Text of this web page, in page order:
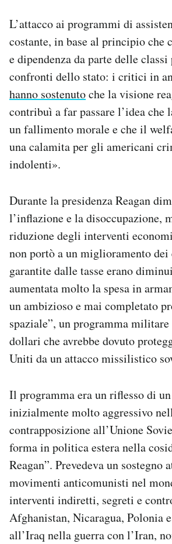
L’attacco ai programmi di
costante, in base al principio che
e dipendenza da parte delle
confronti dello stato: i critici in
hanno sostenutoche la visione
contribuì a far passare l’idea che
un fallimento morale e che il
una calamita per gli americani
indolenti».
Durante la presidenza Reagan
l’inflazione e la disoccupazione,
riduzione degli interventi
non portò a un miglioramento
garantite dalle tasse erano
aumentata molto la spesa in
un ambizioso e mai completato
spaziale”, un programma
dollari che avrebbe dovuto
Uniti da un attacco missilistico
Il programma era un riflesso di
inizialmente molto aggressivo
contrapposizione all’Unione
forma in politica estera nella
Reagan”. Prevedeva un sostegno
movimenti anticomunisti nel
interventi indiretti, segreti e
Afghanistan, Nicaragua, Polonia
all’Iraq nella guerra con l’Iran,